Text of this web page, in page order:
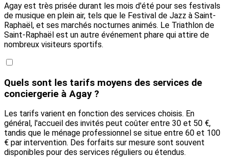
Agay est très prisée durant les mois d'été pour ses festivals
de musique en plein air, tels que le Festival de Jazz à Saint-
Raphaël, et ses marchés nocturnes animés. Le Triathlon de
Saint-Raphaël est un autre événement phare qui attire de
nombreux visiteurs sportifs.
Quels sont les tarifs moyens des services de
conciergerie à Agay ?
Les tarifs varient en fonction des services choisis. En
général, l'accueil des invités peut coûter entre 30 et 50 €,
tandis que le ménage professionnel se situe entre 60 et 100
€ par intervention. Des forfaits sur mesure sont souvent
disponibles pour des services réguliers ou étendus.